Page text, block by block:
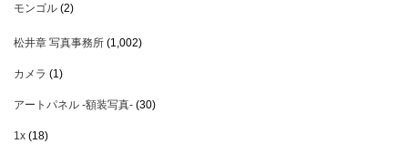
モンゴル (2)
松井章 写真事務所 (1,002)
カメラ (1)
アートパネル -額装写真- (30)
1x (18)